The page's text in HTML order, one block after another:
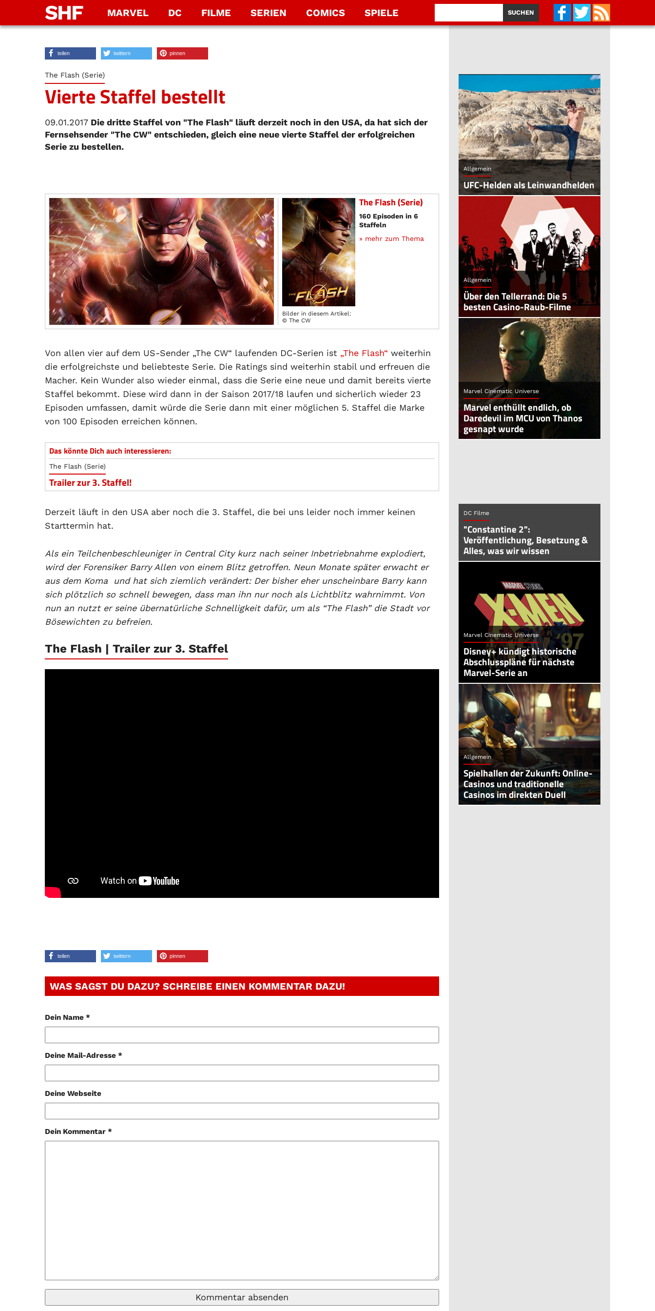
SHF MARVEL DC FILME SERIEN COMICS SPIELE
teilen twittern pinnen
The Flash (Serie)
Vierte Staffel bestellt
09.01.2017 Die dritte Staffel von "The Flash" läuft derzeit noch in den USA, da hat sich der
Fernsehsender "The CW" entschieden, gleich eine neue vierte Staffel der erfolgreichen
Serie zu bestellen.
Bilder in diesem Artikel:
© The CW
The Flash (Serie)
160 Episoden in 6
Staffeln
» mehr zum Thema
Von allen vier auf dem US-Sender „The CW“ laufenden DC-Serien ist „The Flash“ weiterhin
die erfolgreichste und beliebteste Serie. Die Ratings sind weiterhin stabil und erfreuen die
Macher. Kein Wunder also wieder einmal, dass die Serie eine neue und damit bereits vierte
Staffel bekommt. Diese wird dann in der Saison 2017/18 laufen und sicherlich wieder 23
Episoden umfassen, damit würde die Serie dann mit einer möglichen 5. Staffel die Marke
von 100 Episoden erreichen können.
Das könnte Dich auch interessieren:
The Flash (Serie)
Trailer zur 3. Staffel!
Derzeit läuft in den USA aber noch die 3. Staffel, die bei uns leider noch immer keinen
Starttermin hat.
Als ein Teilchenbeschleuniger in Central City kurz nach seiner Inbetriebnahme explodiert,
wird der Forensiker Barry Allen von einem Blitz getroffen. Neun Monate später erwacht er
aus dem Koma ­ und hat sich ziemlich verändert: Der bisher eher unscheinbare Barry kann
sich plötzlich so schnell bewegen, dass man ihn nur noch als Lichtblitz wahrnimmt. Von
nun an nutzt er seine übernatürliche Schnelligkeit dafür, um als “The Flash” die Stadt vor
Bösewichten zu befreien.
The Flash | Trailer zur 3. Staffel
teilen twittern pinnen
WAS SAGST DU DAZU? SCHREIBE EINEN KOMMENTAR DAZU!
Dein Name *
Deine Mail-Adresse *
Deine Webseite
Dein Kommentar *
Allgemein
UFC-Helden als Leinwandhelden
Allgemein
Über den Tellerrand: Die 5
besten Casino-Raub-Filme
Marvel Cinematic Universe
Marvel enthüllt endlich, ob
Daredevil im MCU von Thanos
gesnapt wurde
DC Filme
"Constantine 2":
Veröffentlichung, Besetzung &
Alles, was wir wissen
Marvel Cinematic Universe
Disney+ kündigt historische
Abschlusspläne für nächste
Marvel-Serie an
Allgemein
Spielhallen der Zukunft: Online-
Casinos und traditionelle
Casinos im direkten Duell